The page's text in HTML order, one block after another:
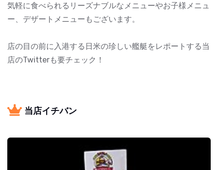
気軽に食べられるリーズナブルなメニューやお子様メニュ
ー、デザートメニューもございます。
店の目の前に入港する日米の珍しい艦艇をレポートする当
店のTwitterも要チェック！
当店イチバン